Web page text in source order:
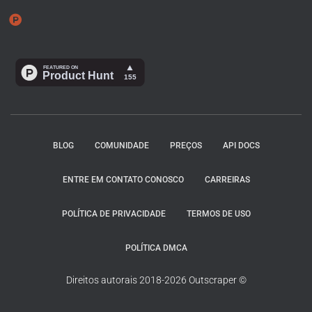
BLOG COMUNIDADE PREÇOS API DOCS
ENTRE EM CONTATO CONOSCO CARREIRAS
POLÍTICA DE PRIVACIDADE TERMOS DE USO
POLÍTICA DMCA
Direitos autorais 2018-2026 Outscraper ©